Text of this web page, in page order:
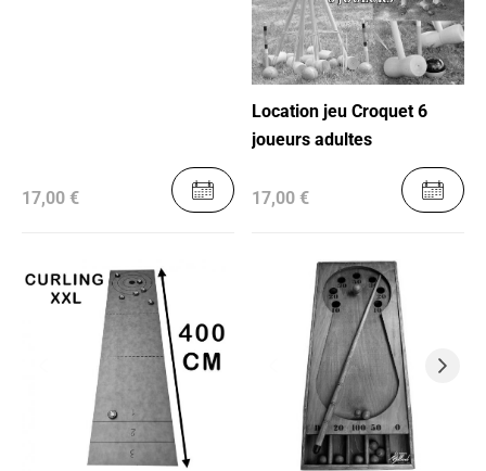
17,00 €
Location jeu Croquet 6
joueurs adultes
17,00 €